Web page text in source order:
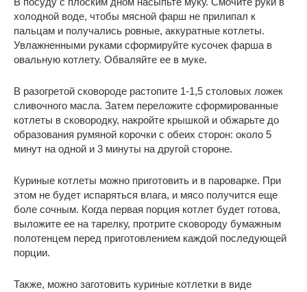
холодной воде, чтобы мясной фарш не прилипал к
пальцам и получались ровные, аккуратные котлеты.
Увлажненными руками сформируйте кусочек фарша в
овальную котлету. Обваляйте ее в муке.
В разогретой сковороде растопите 1-1,5 столовых ложек
сливочного масла. Затем переложите сформированные
котлеты в сковородку, накройте крышкой и обжарьте до
образования румяной корочки с обеих сторон: около 5
минут на одной и 3 минуты на другой стороне.
Куриные котлеты можно приготовить и в пароварке. При
этом не будет испаряться влага, и мясо получится еще
боле сочным. Когда первая порция котлет будет готова,
выложите ее на тарелку, протрите сковороду бумажным
полотенцем перед приготовлением каждой последующей
порции.
Также, можно заготовить куриные котлетки в виде